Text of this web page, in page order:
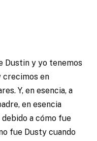
Dustin y yo tenemos
crecimos en
Y, en esencia, a
en esencia
a cómo fue
fue Dusty cuando